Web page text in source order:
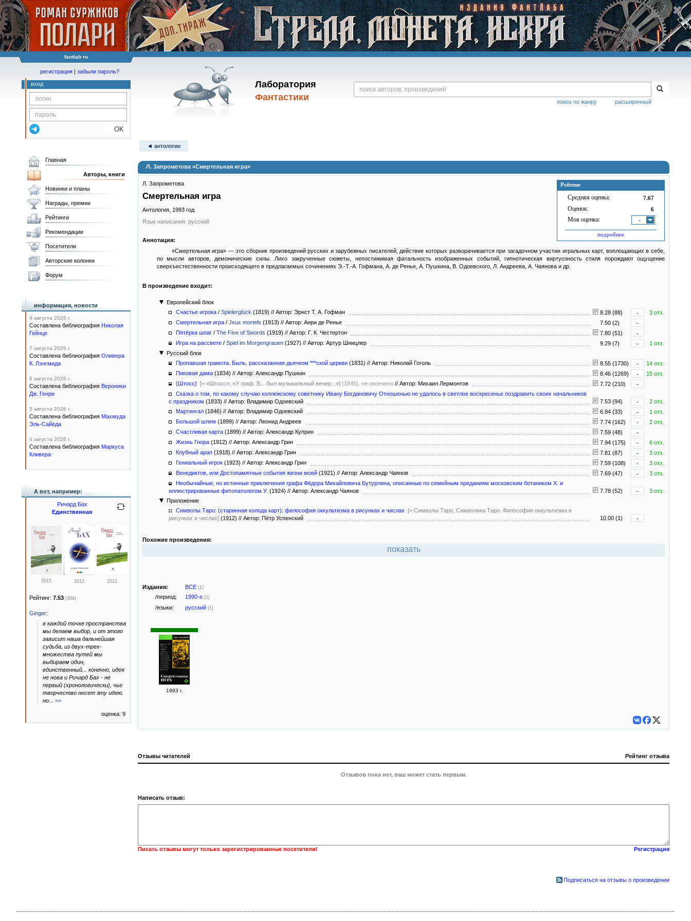
fantlab ru
Лаборатория
Фантастики
расширенный
поиск по жанру
регистрация | забыли пароль?
вход
OK
◄ антологии
Л. Запрометова «Смертельная игра»
Рейтинг
Средняя оценка: 7.67
Оценок: 6
Моя оценка: -
подробнее
Л. Запрометова
Смертельная игра
Антология, 1993 год
Язык написания: русский
Аннотация:
«Смертельная игра» — это сборник произведений русских и зарубежных писателей, действие которых разворачивается при загадочном участии игральных карт, воплощающих в себе,
по мысли авторов, демонические силы. Лихо закрученные сюжеты, непостижимая фатальность изображенных событий, гипнотическая виртуозность стиля порождают ощущение
сверхъестественности происходящего в предлагаемых сочинениях Э.-Т.-А. Гофмана, А. де Ренье, А. Пушкина, В. Одоевского, Л. Андреева, А. Чаянова и др.
В произведение входит:
Европейский блок
Счастье игрока / Spielerglück (1819) // Автор: Эрнст Т. А. Гофман 8.28 (88) -
3 отз.
Смертельная игра / Jeux mortels (1913) // Автор: Анри де Ренье 7.50 (2)
-
Пятёрка шпаг / The Five of Swords (1919) // Автор: Г. К. Честертон 7.80 (51)
-
Игра на рассвете / Spiel im Morgengrauen (1927) // Автор: Артур Шницлер 9.29 (7) -
1 отз.
Русский блок
Пропавшая грамота. Быль, рассказанная дьячком ***ской церкви (1831) // Автор: Николай Гоголь 8.55 (1730) -
14 отз.
Пиковая дама (1834) // Автор: Александр Пушкин 8.46 (1269) -
15 отз.
{Штосс} [= «Штосс»; «У граф. В... был музыкальный вечер...»] (1845), не окончено // Автор: Михаил Лермонтов 7.72 (210)
-
Сказка о том, по какому случаю коллежскому советнику Ивану Богдановичу Отношенью не удалось в светлое воскресенье поздравить своих начальников
с праздником (1833) // Автор: Владимир Одоевский 7.53 (94) -
2 отз.
Мартингал (1846) // Автор: Владимир Одоевский 6.94 (33) -
1 отз.
Большой шлем (1899) // Автор: Леонид Андреев 7.74 (162) -
2 отз.
Счастливая карта (1899) // Автор: Александр Куприн 7.59 (48)
-
Жизнь Гнора (1912) // Автор: Александр Грин 7.94 (175) -
6 отз.
Клубный арап (1918) // Автор: Александр Грин 7.81 (87) -
3 отз.
Гениальный игрок (1923) // Автор: Александр Грин 7.59 (108) -
3 отз.
Венедиктов, или Достопамятные события жизни моей (1921) // Автор: Александр Чаянов 7.69 (47) -
3 отз.
Необычайные, но истинные приключения графа Фёдора Михайловича Бутурлина, описанные по семейным преданиям московским ботаником Х. и
иллюстрированные фитопатологом У. (1924) // Автор: Александр Чаянов 7.78 (52) -
3 отз.
Приложение
Символы Таро: (старинная колода карт): философия оккультизма в рисунках и числах [= Символы Таро, Символика Таро. Философия оккультизма в
рисунках и числах] (1912) // Автор: Пётр Успенский 10.00 (1) -
Похожие произведения:
показать
Издания: ВСЕ (1)
/период: 1990-е (1)
/языки: русский (1)
1993 г.
Отзывы читателей Рейтинг отзыва
Отзывов пока нет, ваш может стать первым.
Написать отзыв:
Писать отзывы могут только зарегистрированные посетители! Регистрация
Подписаться на отзывы о произведении
Главная
Авторы, книги
Новинки и планы
Награды, премии
Рейтинги
Рекомендации
Посетители
Авторские колонки
Форум
информация, новости
9 августа 2026 г.
Составлена библиография Николая
Гейнце
7 августа 2026 г.
Составлена библиография Оливера
К. Лэнгмида
6 августа 2026 г.
Составлена библиография Вероники
Дж. Генри
5 августа 2026 г.
Составлена библиография Махмуда
Эль-Сайеда
4 августа 2026 г.
Составлена библиография Маркуса
Кливера
А вот, например:
Ричард Бах
Единственная
2015 2012 2011
Рейтинг: 7.53 (304)
Ginger:
в каждой точке пространства
мы делаем выбор, и от этого
зависит наша дальнейшая
судьба, из двух-трех-
множества путей мы
выбираем один,
единственный... конечно, идея
не нова и Ричард Бах - не
первый (хронологически), чье
творчество несет эту идею.
но
>>
оценка: 9